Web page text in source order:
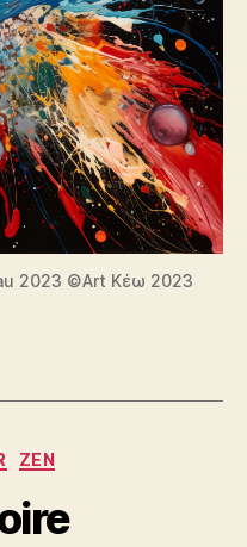
2023 ©Art Κέω 2023
ZEN